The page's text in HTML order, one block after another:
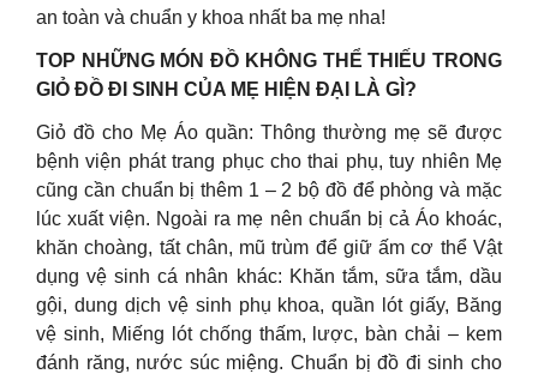
an toàn và chuẩn y khoa nhất ba mẹ nha!
TOP NHỮNG MÓN ĐỒ KHÔNG THỂ THIẾU TRONG
GIỎ ĐỒ ĐI SINH CỦA MẸ HIỆN ĐẠI LÀ GÌ?
Giỏ đồ cho Mẹ Áo quần: Thông thường mẹ sẽ được
bệnh viện phát trang phục cho thai phụ, tuy nhiên Mẹ
cũng cần chuẩn bị thêm 1 – 2 bộ đồ để phòng và mặc
lúc xuất viện. Ngoài ra mẹ nên chuẩn bị cả Áo khoác,
khăn choàng, tất chân, mũ trùm để giữ ấm cơ thể Vật
dụng vệ sinh cá nhân khác: Khăn tắm, sữa tắm, dầu
gội, dung dịch vệ sinh phụ khoa, quần lót giấy, Băng
vệ sinh, Miếng lót chống thấm, lược, bàn chải – kem
đánh răng, nước súc miệng. Chuẩn bị đồ đi sinh cho